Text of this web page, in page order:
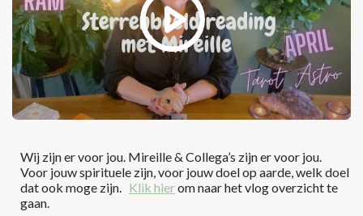
Wij zijn er voor jou. Mireille & Collega’s zijn er voor jou.
Voor jouw spirituele zijn, voor jouw doel op aarde, welk doel
dat ook moge zijn. Klik hierom naar het vlog overzicht te
gaan.